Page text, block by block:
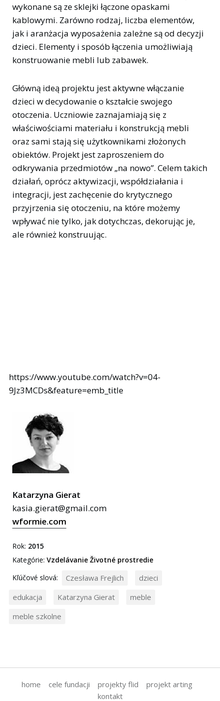
wykonane są ze sklejki łączone opaskami
kablowymi. Zarówno rodzaj, liczba elementów,
jak i aranżacja wyposażenia zależne są od decyzji
dzieci. Elementy i sposób łączenia umożliwiają
konstruowanie mebli lub zabawek.
Główną ideą projektu jest aktywne włączanie
dzieci w decydowanie o kształcie swojego
otoczenia. Uczniowie zaznajamiają się z
właściwościami materiału i konstrukcją mebli
oraz sami stają się użytkownikami złożonych
obiektów. Projekt jest zaproszeniem do
odkrywania przedmiotów „na nowo”. Celem takich
działań, oprócz aktywizacji, współdziałania i
integracji, jest zachęcenie do krytycznego
przyjrzenia się otoczeniu, na które możemy
wpływać nie tylko, jak dotychczas, dekorując je,
ale również konstruując.
https://www.youtube.com/watch?v=04-
9Jz3MCDs&feature=emb_title
Katarzyna Gierat
kasia.gierat@gmail.com
wformie.com
Rok: 2015
Kategórie: Vzdelávanie Životné prostredie
Kľúčové slová:
Czesława Frejlich
dzieci
edukacja
Katarzyna Gierat
meble
meble szkolne
home cele fundacji projekty flid
projekt arting
kontakt